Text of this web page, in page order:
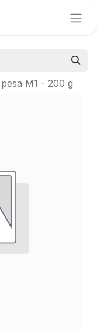
M1 - 200 g